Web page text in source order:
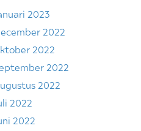
2023
2022
2022
2022
2022
2022
2022